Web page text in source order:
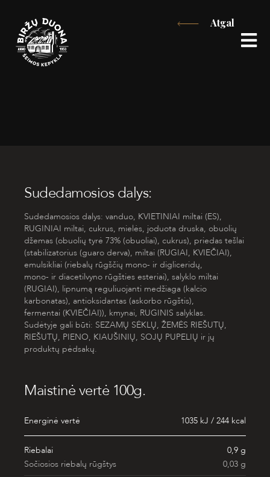
prie
turinio
Atgal
Sudedamosios dalys:
Sudedamosios dalys: vanduo, KVIETINIAI miltai (ES),
RUGINIAI miltai, cukrus, mielės, joduota druska, obuolių
džemas (obuolių tyrė 73% (obuoliai), cukrus), priedas tešlai
(stabilizatorius (guaro derva), miltai (RUGIAI, KVIEČIAI),
emulsikliai (riebalų rūgščių mono- ir digliceridų,
mono- ir diacetilvyno rūgšties esteriai), salyklo miltai
(RUGIAI), lipnumą reguliuojanti medžiaga (kalcio
karbonatas), antioksidantas (askorbo rūgštis),
fermentai (KVIEČIAI)), kmynai, RUGINIS salyklas.
Sudėtyje gali būti: SEZAMŲ SĖKLŲ, ŽEMĖS RIEŠUTŲ,
RIEŠUTŲ, PIENO, KIAUŠINIŲ, SOJŲ PUPELIŲ ir jų
produktų pėdsakų.
Maistinė vertė 100g.
Energinė vertė 1035 kJ / 244 kcal
Riebalai
0,9 g
Sočiosios riebalų rūgštys
0,03 g